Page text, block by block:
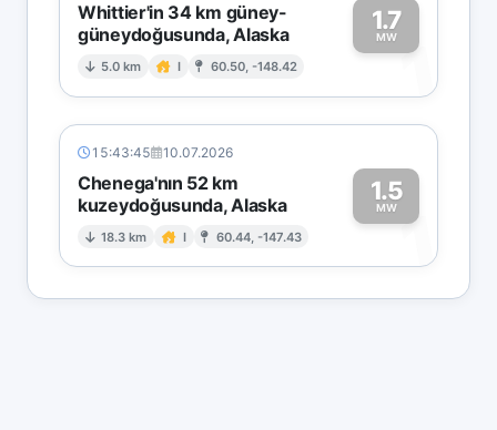
Whittier'in 34 km güney-
güneydoğusunda, Alaska
5.0 km I 60.50, -148.42
1.7
MW1
15:43:45 10.07.2026
Chenega'nın 52 km
kuzeydoğusunda, Alaska
18.3 km I 60.44, -147.43
1.5
MW1